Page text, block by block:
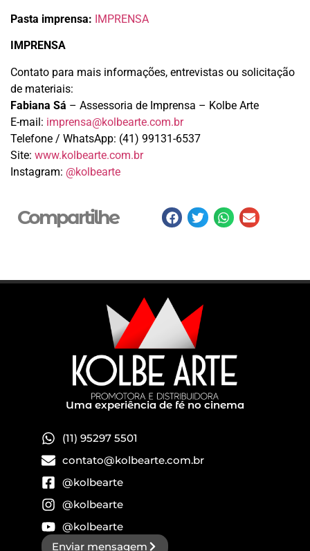
Pasta imprensa: IMPRENSA
IMPRENSA
Contato para mais informações, entrevistas ou solicitação
de materiais:
Fabiana Sá – Assessoria de Imprensa – Kolbe Arte
E-mail: imprensa@kolbearte.com.br
Telefone / WhatsApp: (41) 99131-6537
Site: www.kolbearte.com.br
Instagram: @kolbearte
Compartilhe
Uma experiência de fé no cinema
(11) 95297 5501
contato@kolbearte.com.br
@kolbearte
@kolbearte
@kolbearte
Enviar mensagem